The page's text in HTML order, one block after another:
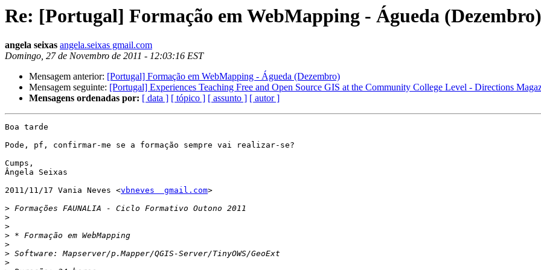
Re: [Portugal] Formação em WebMapping - Águeda (Dezembro)
angela seixas angela.seixas gmail.com
Domingo, 27 de Novembro de 2011 - 12:03:16 EST
Mensagem anterior: [Portugal] Formação em WebMapping - Águeda (Dezembro)
Mensagem seguinte: [Portugal] Experiences Teaching Free and Open Source GIS at the Community College Level - Directions
Mensagens ordenadas por: [ data ] [ tópico ] [ assunto ] [ autor ]
Boa tarde
Pode, pf, confirmar-me se a formação sempre vai realizar-se?
Cumps,
Ângela Seixas
2011/11/17 Vania Neves <vbneves  gmail.com>
>
>
>
>
>
>
>